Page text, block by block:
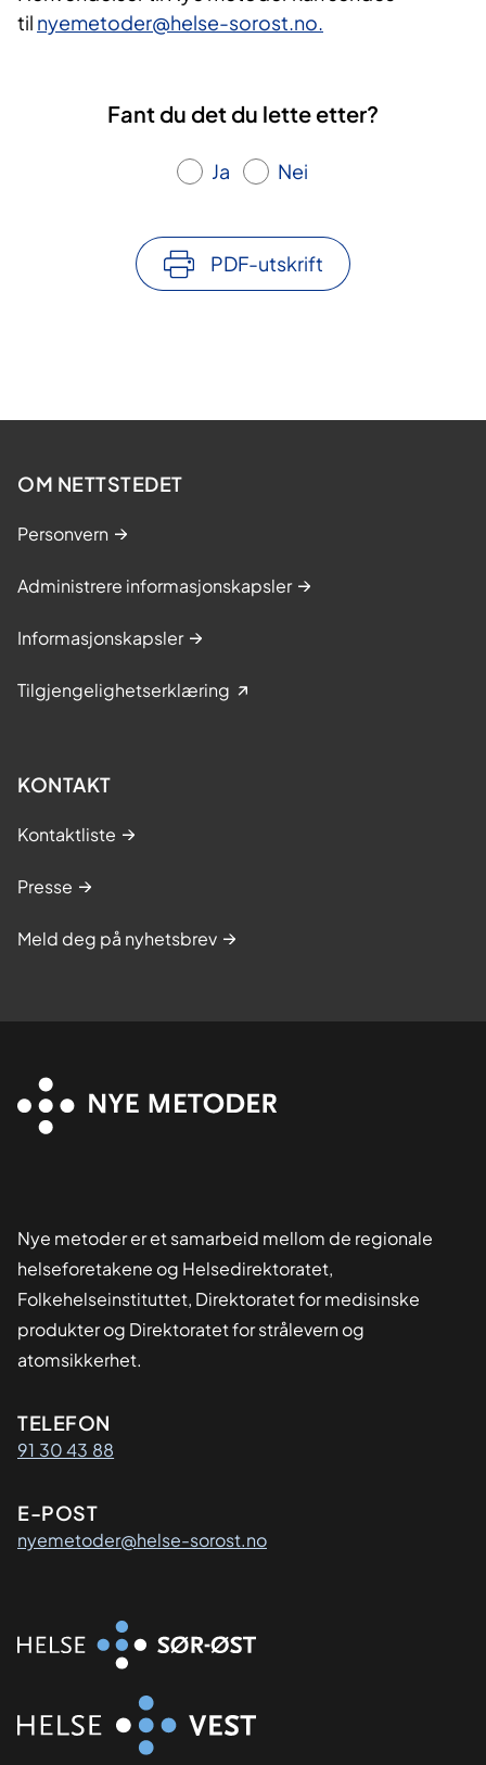
til nyemetoder@helse-sorost.no.
Fant du det du lette etter?
Ja Nei
PDF-utskrift
OM NETTSTEDET
Personvern
Administrere informasjonskapsler
Informasjonskapsler
Tilgjengelighetserklæring
KONTAKT
Kontaktliste
Presse
Meld deg på nyhetsbrev
Nye metoder er et samarbeid mellom de regionale
helseforetakene og Helsedirektoratet,
Folkehelseinstituttet, Direktoratet for medisinske
produkter og Direktoratet for strålevern og
atomsikkerhet.
Kontaktinformasjon
TELEFON
91 30 43 88
E-POST
nyemetoder@helse-sorost.no
Organisasjon